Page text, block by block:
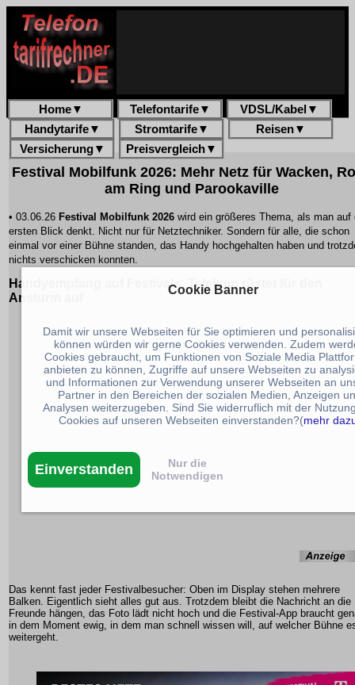
Home▼ Telefontarife▼ VDSL/Kabel ▼
Handytarife▼ Stromtarife▼ Reisen▼
Versicherung▼ Preisvergleich▼
Festival Mobilfunk 2026: Mehr Netz für Wacken,
am Ring und Parookaville
• 03.06.26 Festival Mobilfunk 2026 wird ein größeres Thema, als man auf
ersten Blick denkt. Nicht nur für Netztechniker. Sondern für alle, die schon
einmal vor einer Bühne standen, das Handy hochgehalten haben und
nichts verschicken konnten.
Handyempfang auf Festivals: Telekom rüstet für den
Ansturm auf
Das kennt fast jeder Festivalbesucher: Oben im Display stehen mehrere
Balken. Eigentlich sieht alles gut aus. Trotzdem bleibt die Nachricht an die
Freunde hängen, das Foto lädt nicht hoch und die Festival-App braucht
in dem Moment ewig, in dem man schnell wissen will, auf welcher Bühne
weitergeht.
Cookie Banner
Damit wir unsere Webseiten für Sie optimieren und
können würden wir gerne Cookies verwenden. Zudem
Cookies gebraucht, um Funktionen von Soziale Media
anbieten zu können, Zugriffe auf unsere Webseiten zu
und Informationen zur Verwendung unserer Webseiten an
Partner in den Bereichen der sozialen Medien, Anzeigen
Analysen weiterzugeben. Sind Sie widerruflich mit der
Cookies auf unseren Webseiten einverstanden?(mehr
Einverstanden
Nur die
Notwendigen